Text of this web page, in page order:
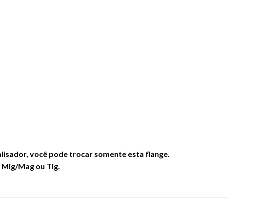
você pode trocar somente esta flange.
Mag ou Tig.